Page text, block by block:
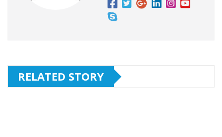
RELATED STORY